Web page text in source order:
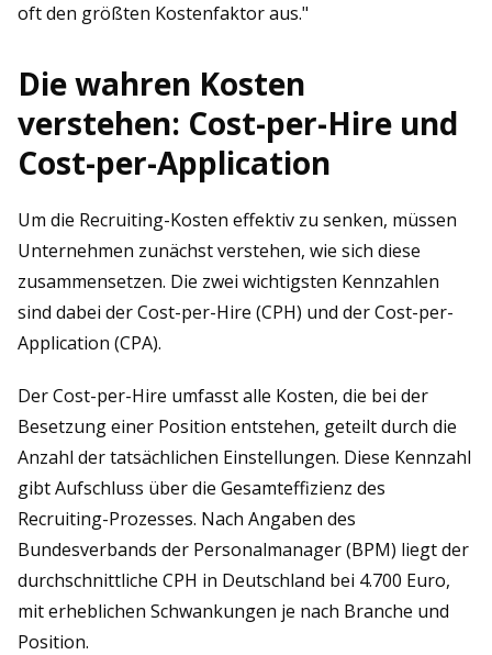
oft den größten Kostenfaktor aus."
Die wahren Kosten
verstehen: Cost-per-Hire und
Cost-per-Application
Um die Recruiting-Kosten effektiv zu senken, müssen
Unternehmen zunächst verstehen, wie sich diese
zusammensetzen. Die zwei wichtigsten Kennzahlen
sind dabei der Cost-per-Hire (CPH) und der Cost-per-
Application (CPA).
Der Cost-per-Hire umfasst alle Kosten, die bei der
Besetzung einer Position entstehen, geteilt durch die
Anzahl der tatsächlichen Einstellungen. Diese Kennzahl
gibt Aufschluss über die Gesamteffizienz des
Recruiting-Prozesses. Nach Angaben des
Bundesverbands der Personalmanager (BPM) liegt der
durchschnittliche CPH in Deutschland bei 4.700 Euro,
mit erheblichen Schwankungen je nach Branche und
Position.